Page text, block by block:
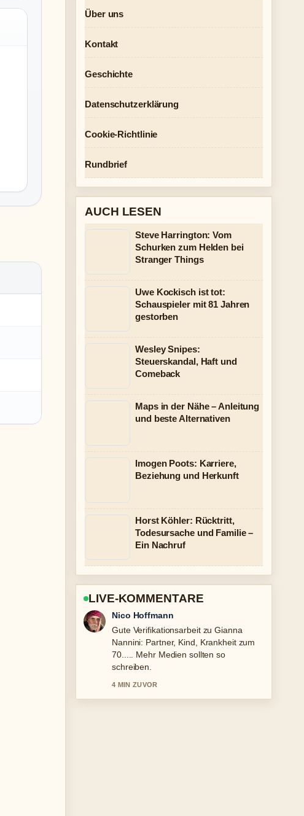
Über uns
Kontakt
Geschichte
Datenschutzerklärung
Cookie-Richtlinie
Rundbrief
AUCH LESEN
Steve Harrington: Vom
Schurken zum Helden bei
Stranger Things
Uwe Kockisch ist tot:
Schauspieler mit 81 Jahren
gestorben
Wesley Snipes:
Steuerskandal, Haft und
Comeback
Maps in der Nähe – Anleitung
und beste Alternativen
Imogen Poots: Karriere,
Beziehung und Herkunft
Horst Köhler: Rücktritt,
Todesursache und Familie –
Ein Nachruf
LIVE-KOMMENTARE
Hannah Weber
Starke Einordnung zu Minerva Hase:
Nationalität, Bundeswehr, Partner
&#038; Olympia.... Das ist die klarste
Zusammenfassung, die ich heute